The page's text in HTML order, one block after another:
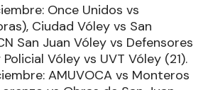
Once Unidos vs
Ciudad Vóley vs San
San Juan Vóley vs Defensores
Vóley vs UVT Vóley (21).
AMUVOCA vs Monteros